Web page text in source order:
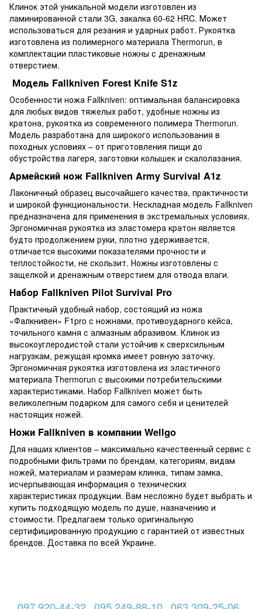
Клинок этой уникальной модели изготовлен из
ламинированной стали 3G, закалка 60-62 HRC. Может
использоваться для резания и ударных работ. Рукоятка
изготовлена из полимерного материала Thermorun, в
комплектации пластиковые ножны с дренажным
отверстием.
Модель Fallkniven Forest Knife S1z
Особенности ножа Fallkniven: оптимальная балансировка
для любых видов тяжелых работ, удобные ножны из
кратона, рукоятка из современного полимера Thermorun.
Модель разработана для широкого использования в
походных условиях – от приготовления пищи до
обустройства лагеря, заготовки колышек и скалолазания.
Армейский нож Fallkniven Army Survival A1z
Лаконичный образец высочайшего качества, практичности
и широкой функциональности. Нескладная модель Fallkniven
предназначена для применения в экстремальных условиях.
Эргономичная рукоятка из эластомера кратон является
будто продолжением руки, плотно удерживается,
отличается высокими показателями прочности и
теплостойкости, не скользит. Ножны изготовлены с
защелкой и дренажным отверстием для отвода влаги.
Набор Fallkniven Pilot Survival Pro
Практичный удобный набор, состоящий из ножа
«Фалкнивен» F1pro с ножнами, противоударного кейса,
точильного камня с алмазным абразивом. Клинок из
высокоуглеродистой стали устойчив к сверхсильным
нагрузкам, режущая кромка имеет ровную заточку.
Эргономичная рукоятка изготовлена из эластичного
материала Thermorun с высокими потребительскими
характеристиками. Набор Fallkniven может быть
великолепным подарком для самого себя и ценителей
настоящих ножей.
Ножи Fallkniven в компании Wellgo
Для наших клиентов – максимально качественный сервис с
подробными фильтрами по брендам, категориям, видам
ножей, материалам и размерам клинка, типам замка,
исчерпывающая информация о технических
характеристиках продукции. Вам несложно будет выбрать и
купить подходящую модель по душе, назначению и
стоимости. Предлагаем только оригинальную
сертифицированную продукцию с гарантией от известных
брендов. Доставка по всей Украине.